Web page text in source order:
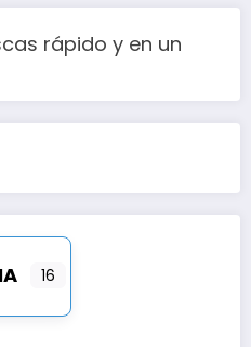
rápido y en un
16